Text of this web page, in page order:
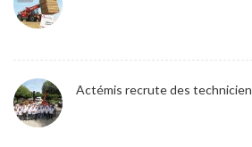
Actémis recrute des